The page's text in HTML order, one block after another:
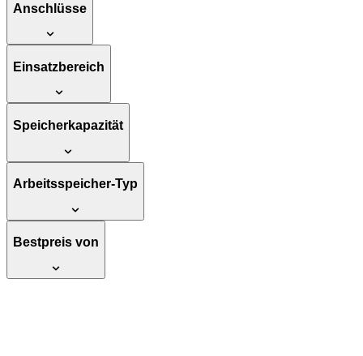
Anschlüsse
Einsatzbereich
Speicherkapazität
Arbeitsspeicher-Typ
Bestpreis von